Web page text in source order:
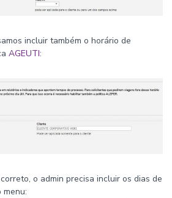
incluir também o horário de
AGEUTI:
o admin precisa incluir os dias de